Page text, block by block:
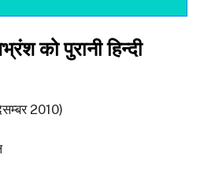
को पुरानी हिन्दी
2010)